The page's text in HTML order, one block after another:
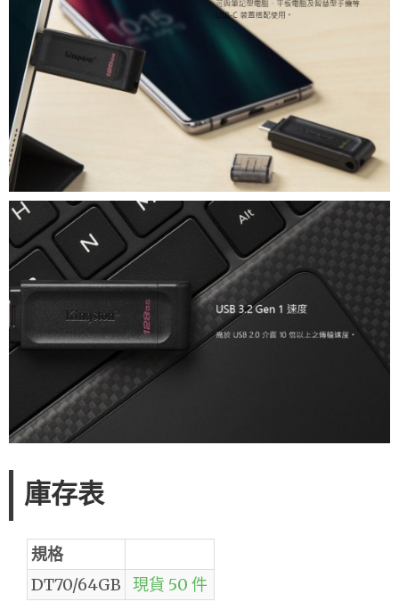
庫存表
規格
DT70/64GB
現貨 50 件